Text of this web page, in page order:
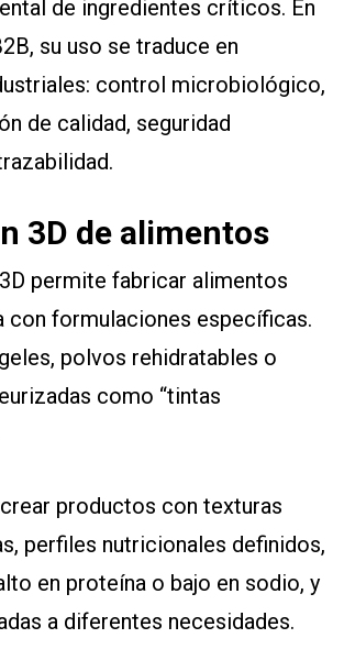
de ingredientes críticos. En
su uso se traduce en
control microbiológico,
de calidad, seguridad
3D de alimentos
permite fabricar alimentos
con formulaciones específicas.
polvos rehidratables o
como “tintas
productos con texturas
perfiles nutricionales definidos,
en proteína o bajo en sodio, y
a diferentes necesidades.